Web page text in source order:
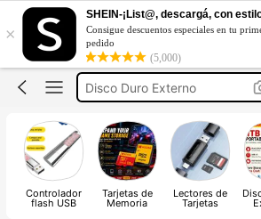
×
SHEIN-¡List@, descargá, con
Consigue descuentos especiales en tu
pedido
(5,000)
Memoria Usb 1 Tb
Memoria Usb
Disco Duro Externo
Memoria Micro Sd
Memoria Usb 1 Tb
Memoria Usb
Controlador
flash USB
Tarjetas de
Memoria
Lectores de
Tarjetas